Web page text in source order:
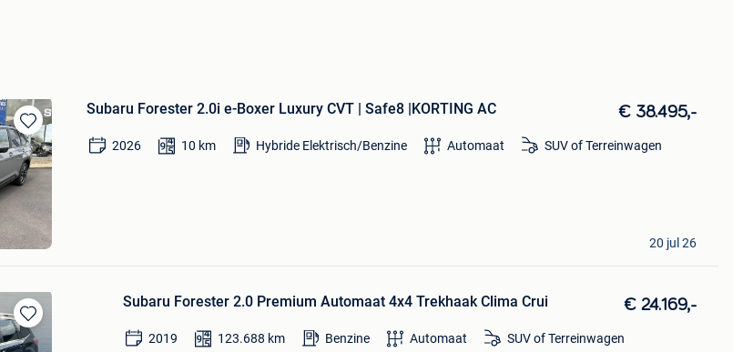
Bewaren
in
Mijn
Favorieten
Subaru Forester 2.0i e-Boxer Luxury CVT | Safe8 |KORTING AC € 38.495,-
2026 10 km Hybride Elektrisch/Benzine Automaat SUV of Terreinwagen
20 jul 26
Bewaren
in
Subaru Forester 2.0 Premium Automaat 4x4 Trekhaak Clima Crui € 24.169,-
2019 123.688 km Benzine Automaat SUV of Terreinwagen